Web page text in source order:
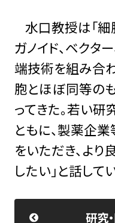
水口教授は「細
ガノイド、ベクタ
端技術を組み合
胞とほぼ同等の
ってきた。若い
ともに、製薬企
をいただき、よ
したい」と話して
研究